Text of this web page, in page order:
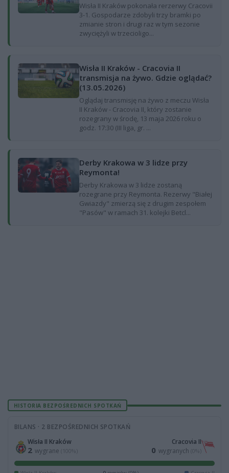
Wisła II Kraków pokonała rerzerwy Cracovii
3-1. Gospodarze zdobyli trzy bramki po
zmianie stron i drugi raz w tym sezonie
zwyciężyli w trzecioligo...
Wisła II Kraków - Cracovia II
transmisja na żywo. Gdzie oglądać?
(13.05.2026)
Oglądaj transmisję na żywo z meczu Wisła
II Kraków - Cracovia II, który zostanie
rozegrany w środę, 13 maja 2026 roku o
godz. 17:30 (III liga, gr. ...
Derby Krakowa w 3 lidze przy
Reymonta!
Derby Krakowa w 3 lidze zostaną
rozegrane przy Reymonta. Rezerwy "Białej
Gwiazdy" zmierzą się z drugim zespołem
"Pasów" w ramach 31. kolejki Betcl...
HISTORIA BEZPOŚREDNICH SPOTKAŃ
BILANS · 2 BEZPOŚREDNICH SPOTKAŃ
Wisła II Kraków
2 wygrane (100%)
Cracovia II
0 wygranych (0%)